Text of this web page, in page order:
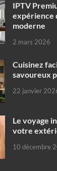
IPTV
expérience
moderne
2 mars 2026
Cuisinez
savoureux
22 janvier
Le voyage
votre
10 décembre